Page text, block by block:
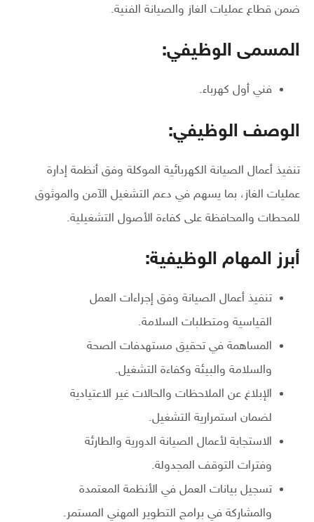
ضمن قطاع عمليات الغاز والصيانة الفنية.
المسمى الوظيفي:
فني أول كهرباء.
الوصف الوظيفي:
تنفيذ أعمال الصيانة الكهربائية الموكلة وفق أنظمة إدارة
عمليات الغاز، بما يسهم في دعم التشغيل الآمن والموثوق
للمحطات والمحافظة على كفاءة الأصول التشغيلية.
أبرز المهام الوظيفية:
تنفيذ أعمال الصيانة وفق إجراءات العمل
القياسية ومتطلبات السلامة.
المساهمة في تحقيق مستهدفات الصحة
والسلامة والبيئة وكفاءة التشغيل.
الإبلاغ عن الملاحظات والحالات غير الاعتيادية
لضمان استمرارية التشغيل.
الاستجابة لأعمال الصيانة الدورية والطارئة
وفترات التوقف المجدولة.
تسجيل بيانات العمل في الأنظمة المعتمدة
والمشاركة في برامج التطوير المهني المستمر.